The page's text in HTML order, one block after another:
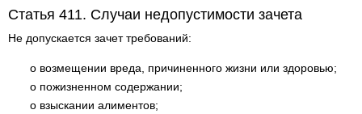
Статья 411. Случаи недопустимости зачета
Не допускается зачет требований:
о возмещении вреда, причиненного жизни или здоровью;
о пожизненном содержании;
о взыскании алиментов;